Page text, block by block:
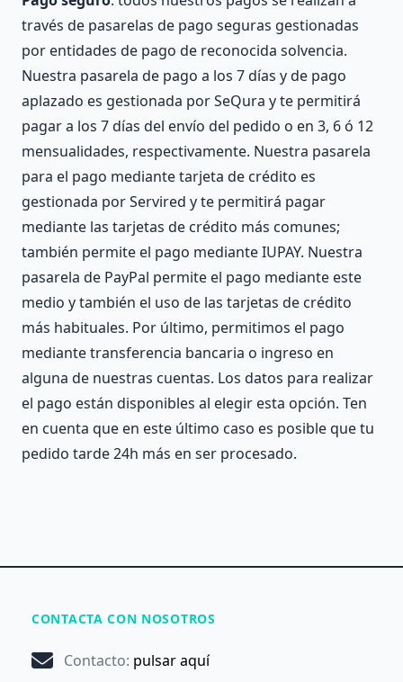
través de pasarelas de pago seguras gestionadas
por entidades de pago de reconocida solvencia.
Nuestra pasarela de pago a los 7 días y de pago
aplazado es gestionada por SeQura y te permitirá
pagar a los 7 días del envío del pedido o en 3, 6 ó 12
mensualidades, respectivamente. Nuestra pasarela
para el pago mediante tarjeta de crédito es
gestionada por Servired y te permitirá pagar
mediante las tarjetas de crédito más comunes;
también permite el pago mediante IUPAY. Nuestra
pasarela de PayPal permite el pago mediante este
medio y también el uso de las tarjetas de crédito
más habituales. Por último, permitimos el pago
mediante transferencia bancaria o ingreso en
alguna de nuestras cuentas. Los datos para realizar
el pago están disponibles al elegir esta opción. Ten
en cuenta que en este último caso es posible que tu
pedido tarde 24h más en ser procesado.
CONTACTA CON NOSOTROS
Contacto: pulsar aquí